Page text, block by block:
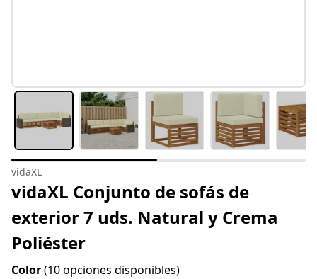
vidaXL
vidaXL Conjunto de sofás de
exterior 7 uds. Natural y Crema
Poliéster
Color(10 opciones disponibles)